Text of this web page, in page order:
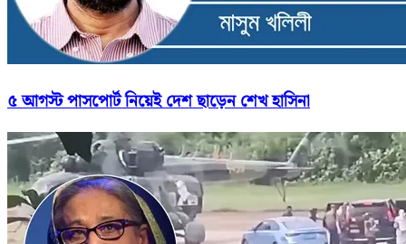
৫ আগস্ট পাসপোর্ট নিয়েই দেশ ছাড়েন শেখ হাসিনা